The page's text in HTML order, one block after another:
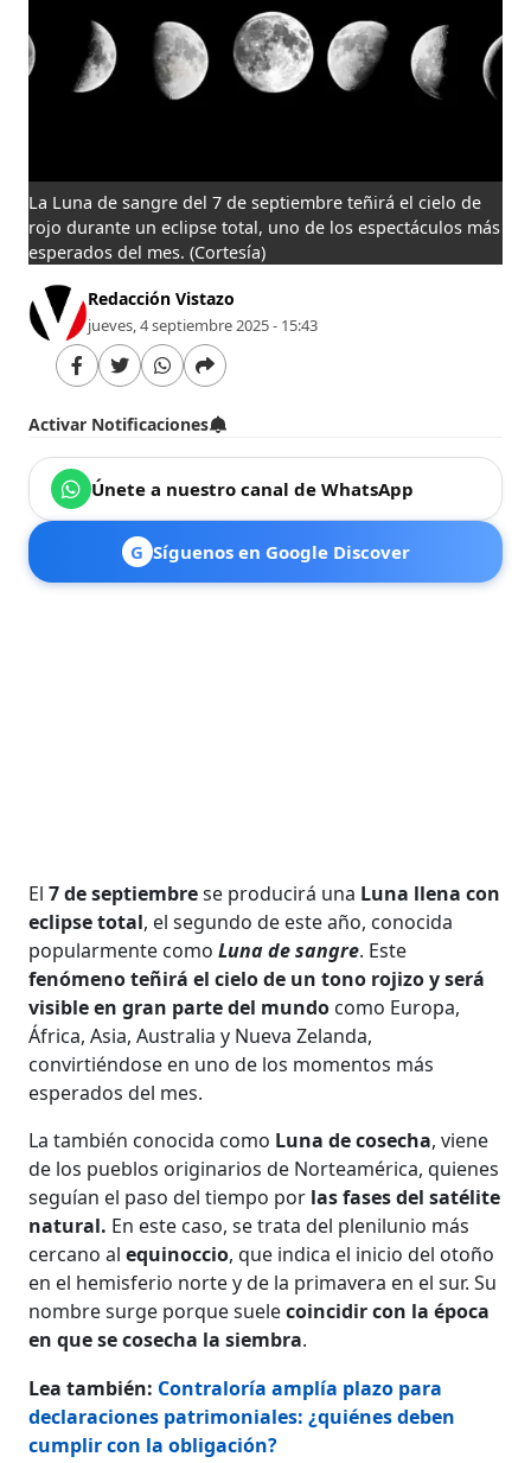
La Luna de sangre del 7 de septiembre teñirá el cielo de
rojo durante un eclipse total, uno de los espectáculos más
esperados del mes. (Cortesía)
Redacción Vistazo
jueves, 4 septiembre 2025 - 15:43
Activar Notificaciones
Únete a nuestro canal de WhatsApp
G Síguenos en Google Discover
El7 de septiembrese producirá una Luna llena con
eclipse total, el segundo de este año, conocida
popularmente comoLuna de sangre. Este
fenómeno teñirá el cielo de un tono rojizo y será
visible en gran parte del mundo como Europa,
África, Asia, Australia y Nueva Zelanda,
convirtiéndose en uno de los momentos más
esperados del mes.
La también conocida como Luna de cosecha, viene
de los pueblos originarios de Norteamérica, quienes
seguían el paso del tiempo por las fases del satélite
natural. En este caso, se trata del plenilunio más
cercano alequinoccio, que indica el inicio del otoño
en el hemisferio norte y de la primavera en el sur. Su
nombre surge porque suelecoincidir con la época
en que se cosecha la siembra.
Lea también: Contraloría amplía plazo para
declaraciones patrimoniales: ¿quiénes deben
cumplir con la obligación?